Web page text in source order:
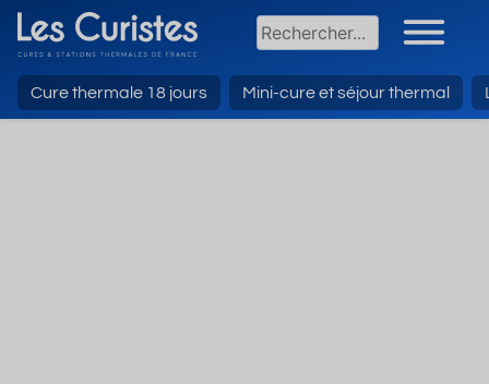
Cure thermale 18 jours Mini-cure et séjour thermal